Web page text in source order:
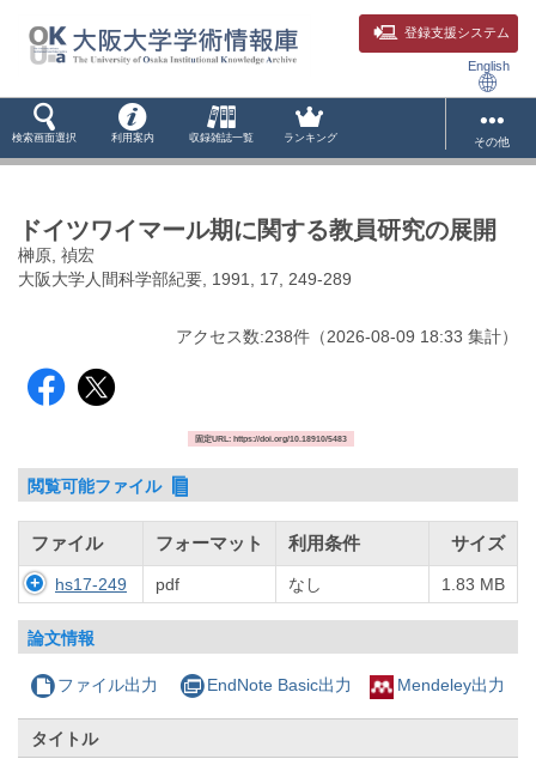
登録支援システム
English
検索画面選択 利用案内 収録雑誌一覧 ランキング その他
ドイツワイマール期に関する教員研究の展開
榊原, 禎宏
大阪大学人間科学部紀要, 1991, 17, 249-289
アクセス数:238件 （2026-08-09 18:33 集計）
固定URL: https://doi.org/10.18910/5483
閲覧可能ファイル
ファイル フォーマット 利用条件 サイズ
hs17-249 pdf なし 1.83 MB
論文情報
ファイル出力 EndNote Basic出力 Mendeley出力
タイトル